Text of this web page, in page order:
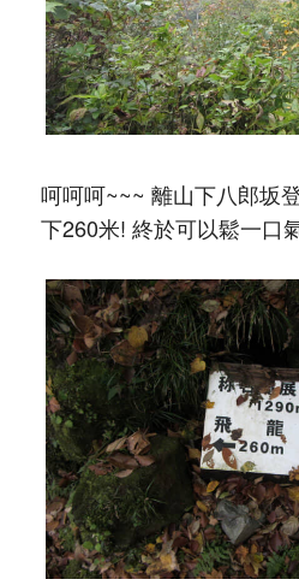
呵呵呵~~~ 離山下八郎坂
下260米! 終於可以鬆一口